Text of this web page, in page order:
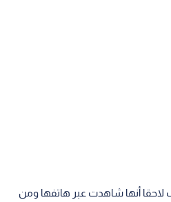
أنها شاهدت عبر هاتفها ومن